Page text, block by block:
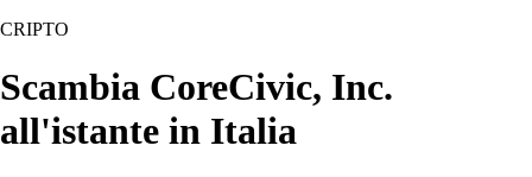
CRIPTO
Scambia CoreCivic, Inc.
all'istante in Italia